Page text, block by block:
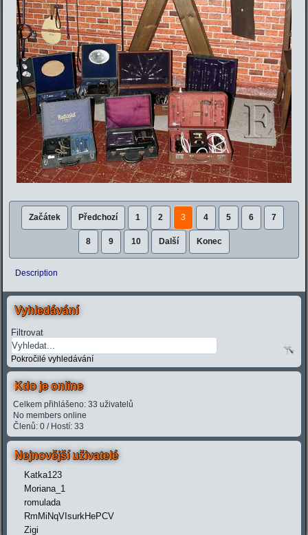
Začátek Předchozí 1 2 3 4 5 6 7
8 9 10 Další Konec
Description
Vyhledávání
Filtrovat
Pokročilé vyhledávání
Kdo je online
Celkem přihlášeno: 33 uživatelů
No members online
Členů: 0 / Hostí: 33
Nejnovější uživatelé
Katka123
Moriana_1
romulada
RmMiNqVIsurkHePCV
Zigi